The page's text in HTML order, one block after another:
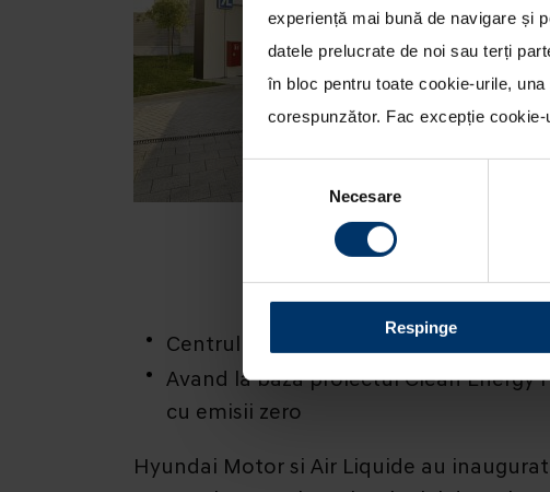
experiență mai bună de navigare și
datele prelucrate de noi sau terți
în bloc pentru toate cookie-urile,
corespunzător. Fac excepție
consimțământului
Necesare
Respinge
Centrul de realimentare este instalat
Avand la baza proiectul Clean
cu emisii zero
Hyundai Motor si Air Liquide au